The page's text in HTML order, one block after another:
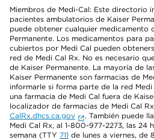
Miembros de Medi-Cal: Este directorio
pacientes ambulatorios de Kaiser
puede obtener cualquier medicamento
Permanente. Los medicamentos para
cubiertos por Medi Cal pueden
red de Medi Cal Rx. No es necesario
de Kaiser Permanente. La mayoría de
Kaiser Permanente son farmacias de
informarle si forma parte de la red
una farmacia de Medi Cal fuera de
localizador de farmacias de Medi Cal
CalRx.dhcs.ca.gov
. También puede
Medi Cal Rx, al 1-800-977-2273, las 24
semana (TTY 711 de lunes a viernes, de